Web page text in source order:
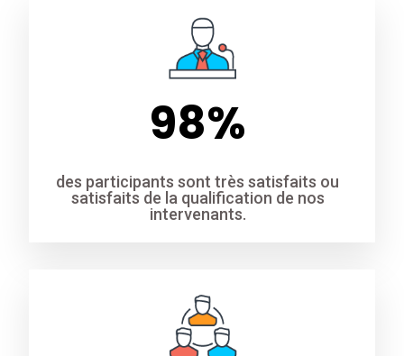
98%
des participants sont très satisfaits ou
satisfaits de la qualification de nos
intervenants.